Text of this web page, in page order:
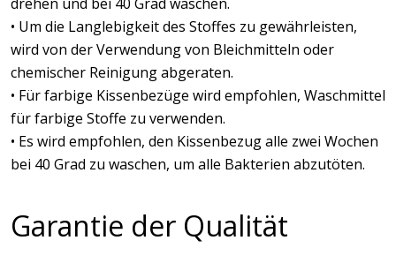
• Um die Langlebigkeit des Stoffes zu gewährleisten,
wird von der Verwendung von Bleichmitteln oder
chemischer Reinigung abgeraten.
• Für farbige Kissenbezüge wird empfohlen, Waschmittel
für farbige Stoffe zu verwenden.
• Es wird empfohlen, den Kissenbezug alle zwei Wochen
bei 40 Grad zu waschen, um alle Bakterien abzutöten.
Garantie der Qualität